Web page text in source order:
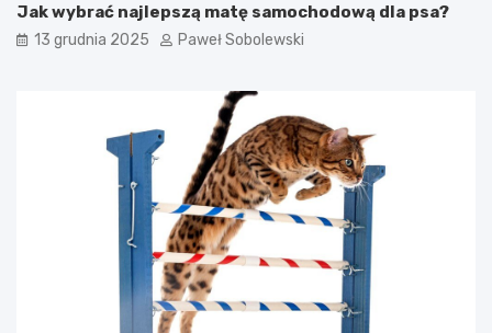
Jak wybrać najlepszą matę samochodową dla psa?
13 grudnia 2025 Paweł Sobolewski